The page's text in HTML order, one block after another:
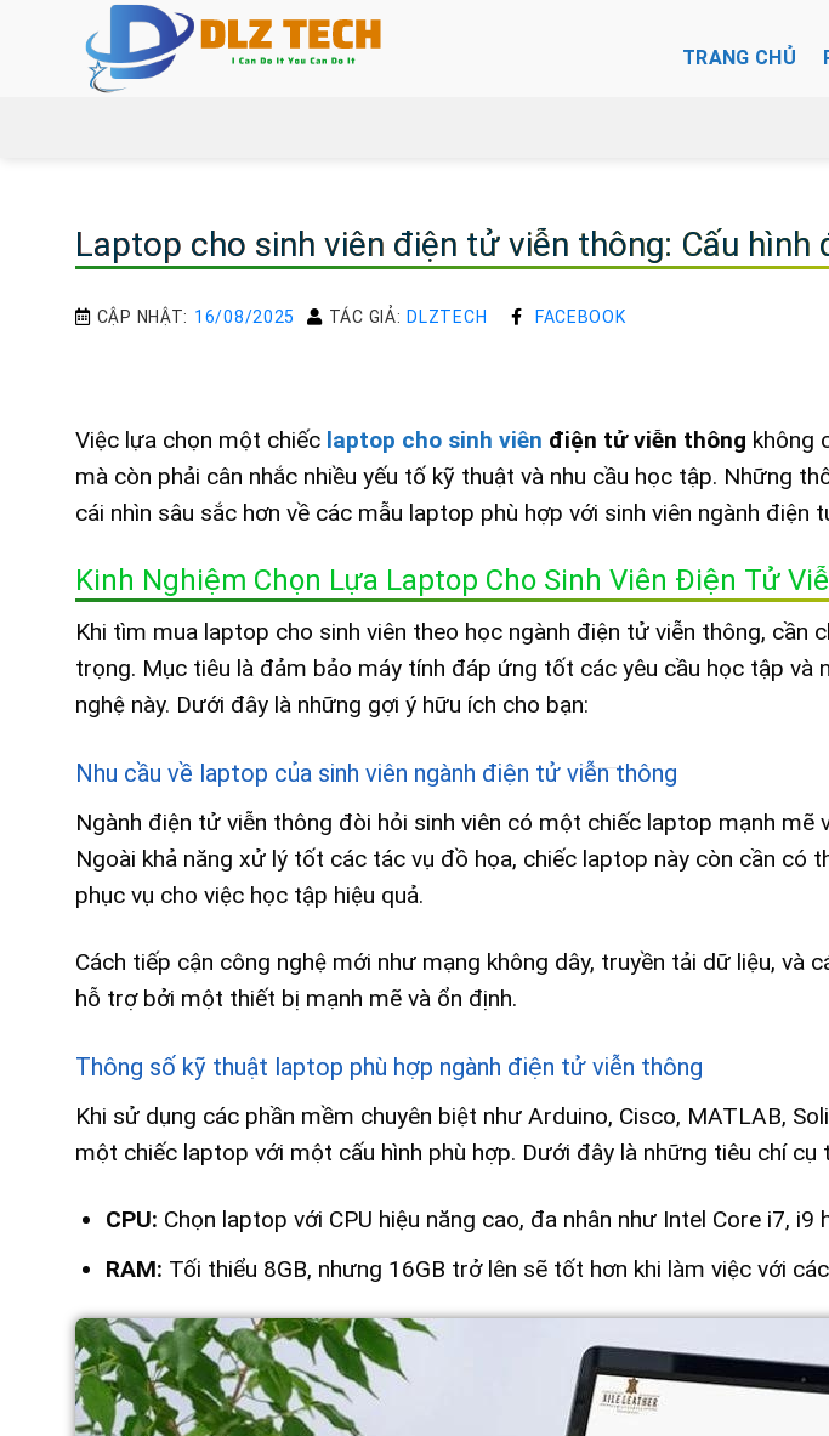
TRANG CHỦ
Laptop cho sinh viên điện tử viễn thông: Cấu hình
CẬP NHẬT: 16/08/2025 TÁC GIẢ: DLZTECH FACEBOOK
Việc lựa chọn một chiếc laptop cho sinh viên điện tử viễn thông không
mà còn phải cân nhắc nhiều yếu tố kỹ thuật và nhu cầu học tập. Những
cái nhìn sâu sắc hơn về các mẫu laptop phù hợp với sinh viên ngành điện
Kinh Nghiệm Chọn Lựa Laptop Cho Sinh Viên Điện Tử
Khi tìm mua laptop cho sinh viên theo học ngành điện tử viễn thông, cần
trọng. Mục tiêu là đảm bảo máy tính đáp ứng tốt các yêu cầu học tập và
nghệ này. Dưới đây là những gợi ý hữu ích cho bạn:
Nhu cầu về laptop của sinh viên ngành điện tử viễn thông
Ngành điện tử viễn thông đòi hỏi sinh viên có một chiếc laptop mạnh mẽ
Ngoài khả năng xử lý tốt các tác vụ đồ họa, chiếc laptop này còn cần có
phục vụ cho việc học tập hiệu quả.
Cách tiếp cận công nghệ mới như mạng không dây, truyền tải dữ liệu, và
hỗ trợ bởi một thiết bị mạnh mẽ và ổn định.
Thông số kỹ thuật laptop phù hợp ngành điện tử viễn thông
Khi sử dụng các phần mềm chuyên biệt như Arduino, Cisco, MATLAB,
một chiếc laptop với một cấu hình phù hợp. Dưới đây là những tiêu chí cụ
CPU: Chọn laptop với CPU hiệu năng cao, đa nhân như Intel Core i7, i9
RAM: Tối thiểu 8GB, nhưng 16GB trở lên sẽ tốt hơn khi làm việc với